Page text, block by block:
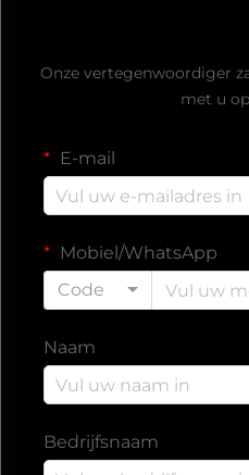
Onze vertegenwoordiger
met u
E-mail
Mobiel/WhatsApp
Code
Naam
Bedrijfsnaam